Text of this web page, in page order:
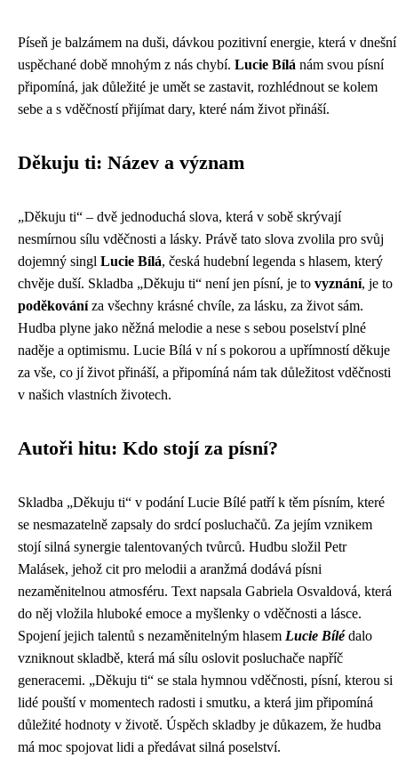
Píseň je balzámem na duši, dávkou pozitivní energie, která v dnešní
uspěchané době mnohým z nás chybí. Lucie Bílá nám svou písní
připomíná, jak důležité je umět se zastavit, rozhlédnout se kolem
sebe a s vděčností přijímat dary, které nám život přináší.
Děkuju ti: Název a význam
„Děkuju ti“ – dvě jednoduchá slova, která v sobě skrývají
nesmírnou sílu vděčnosti a lásky. Právě tato slova zvolila pro svůj
dojemný singl Lucie Bílá, česká hudební legenda s hlasem, který
chvěje duší. Skladba „Děkuju ti“ není jen písní, je to vyznání, je to
poděkováníza všechny krásné chvíle, za lásku, za život sám.
Hudba plyne jako něžná melodie a nese s sebou poselství plné
naděje a optimismu. Lucie Bílá v ní s pokorou a upřímností děkuje
za vše, co jí život přináší, a připomíná nám tak důležitost vděčnosti
v našich vlastních životech.
Autoři hitu: Kdo stojí za písní?
Skladba „Děkuju ti“ v podání Lucie Bílé patří k těm písním, které
se nesmazatelně zapsaly do srdcí posluchačů. Za jejím vznikem
stojí silná synergie talentovaných tvůrců. Hudbu složil Petr
Malásek, jehož cit pro melodii a aranžmá dodává písni
nezaměnitelnou atmosféru. Text napsala Gabriela Osvaldová, která
do něj vložila hluboké emoce a myšlenky o vděčnosti a lásce.
Spojení jejich talentů s nezaměnitelným hlasem Lucie Bílédalo
vzniknout skladbě, která má sílu oslovit posluchače napříč
generacemi. „Děkuju ti“ se stala hymnou vděčnosti, písní, kterou si
lidé pouští v momentech radosti i smutku, a která jim připomíná
důležité hodnoty v životě. Úspěch skladby je důkazem, že hudba
má moc spojovat lidi a předávat silná poselství.